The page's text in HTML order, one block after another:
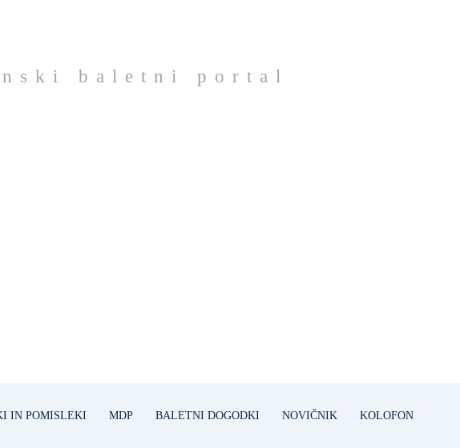
IN POMISLEKI MDP BALETNI DOGODKI NOVIČNIK KOLOFON
baletni portal